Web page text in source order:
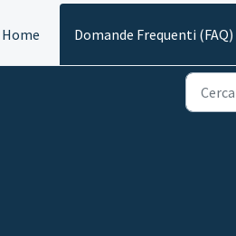
Home Domande Frequenti (FAQ)